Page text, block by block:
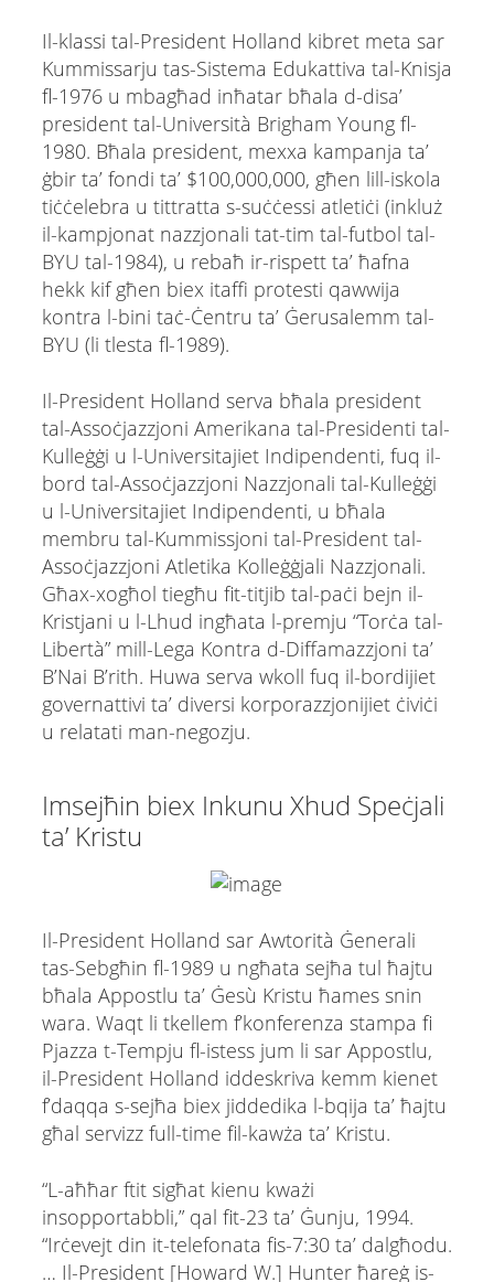
Il-klassi tal-President Holland kibret meta sar
Kummissarju tas-Sistema Edukattiva tal-Knisja
fl-1976 u mbagħad inħatar bħala d-disa’
president tal-Università Brigham Young fl-
1980. Bħala president, mexxa kampanja ta’
ġbir ta’ fondi ta’ $100,000,000, għen lill-iskola
tiċċelebra u tittratta s-suċċessi atletiċi (inkluż
il-kampjonat nazzjonali tat-tim tal-futbol tal-
BYU tal-1984), u rebaħ ir-rispett ta’ ħafna
hekk kif għen biex itaffi protesti qawwija
kontra l-bini taċ-Ċentru ta’ Ġerusalemm tal-
BYU (li tlesta fl-1989).
Il-President Holland serva bħala president
tal-Assoċjazzjoni Amerikana tal-Presidenti tal-
Kulleġġi u l-Universitajiet Indipendenti, fuq il-
bord tal-Assoċjazzjoni Nazzjonali tal-Kulleġġi
u l-Universitajiet Indipendenti, u bħala
membru tal-Kummissjoni tal-President tal-
Assoċjazzjoni Atletika Kolleġġjali Nazzjonali.
Għax-xogħol tiegħu fit-titjib tal-paċi bejn il-
Kristjani u l-Lhud ingħata l-premju “Torċa tal-
Libertà” mill-Lega Kontra d-Diffamazzjoni ta’
B’Nai B’rith. Huwa serva wkoll fuq il-bordijiet
governattivi ta’ diversi korporazzjonijiet ċiviċi
u relatati man-negozju.
Imsejħin biex Inkunu Xhud Speċjali
ta’ Kristu
Il-President Holland sar Awtorità Ġenerali
tas-Sebgħin fl-1989 u ngħata sejħa tul ħajtu
bħala Appostlu ta’ Ġesù Kristu ħames snin
wara. Waqt li tkellem f’konferenza stampa fi
Pjazza t-Tempju fl-istess jum li sar Appostlu,
il-President Holland iddeskriva kemm kienet
f’daqqa s-sejħa biex jiddedika l-bqija ta’ ħajtu
għal servizz full-time fil-kawża ta’ Kristu.
“L-aħħar ftit sigħat kienu kważi
insopportabbli,” qal fit-23 ta’ Ġunju, 1994.
“Irċevejt din it-telefonata fis-7:30 ta’ dalgħodu.
… Il-President [Howard W.] Hunter ħareġ is-